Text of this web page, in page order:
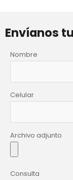
Envíanos
Nombre
Celular
Archivo adjunto
Consulta